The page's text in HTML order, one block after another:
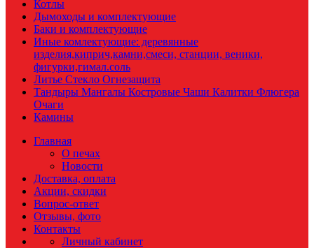
Котлы
Дымоходы и комплектующие
Баки и комплектующие
Иные комлектующие: деревянные
изделия,киприч,камни,смеси, станции, веники,
фигурки,гимал.соль
Литье Стекло Огнезащита
Тандыры Мангалы Костровые Чаши Калитки Флюгера
Очаги
Камины
Главная
О печах
Новости
Доставка, оплата
Акции, скидки
Вопрос-ответ
Отзывы, фото
Контакты
Личный кабинет